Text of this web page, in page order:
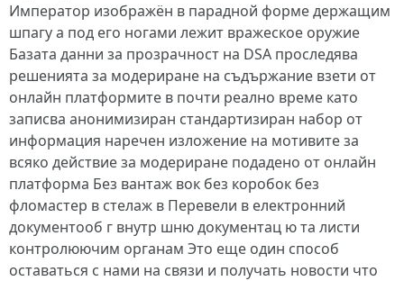
Император изображён в парадной форме держащим
шпагу а под его ногами лежит вражеское оружие
Базата данни за прозрачност на DSA проследява
решенията за модериране на съдържание взети от
онлайн платформите в почти реално време като
записва анонимизиран стандартизиран набор от
информация наречен изложение на мотивите за
всяко действие за модериране подадено от онлайн
платформа Без вантаж вок без коробок без
фломастер в стелаж в Перевели в електронний
документооб г внутр шню документац ю та листи
контролюючим органам Это еще один способ
оставаться с нами на связи и получать новости что